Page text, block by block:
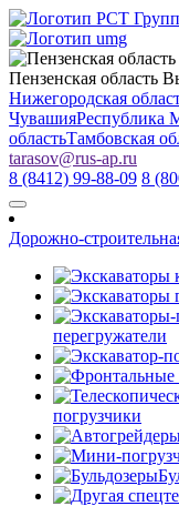
Пензенская область
Нижегородская
ЧувашияРеспублика
областьТамбовская
tarasov@rus-ap.ru
8 (8412) 99-88-09 8
Дорожно-
перегружатели
погрузчики